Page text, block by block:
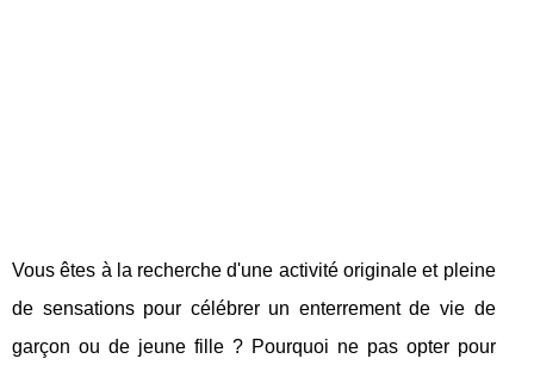
Vous êtes à la recherche d'une activité originale et pleine
de sensations pour célébrer un enterrement de vie de
garçon ou de jeune fille ? Pourquoi ne pas opter pour